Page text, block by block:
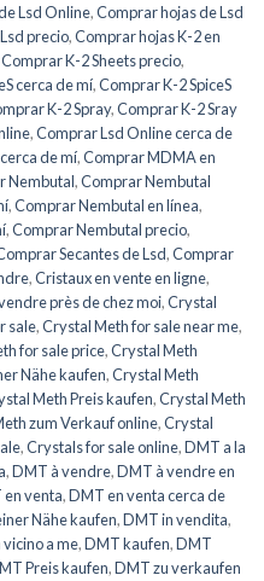
Lsd Online,Comprar hojas de Lsd
precio,Comprar hojas K-2 en
Comprar K-2 Sheets precio,
cerca de mí,Comprar K-2 SpiceS
K-2 Spray,Comprar K-2 Sray
,Comprar Lsd Online cerca de
de mí,Comprar MDMA en
Nembutal,Comprar Nembutal
,Comprar Nembutal en línea,
,Comprar Nembutal precio,
Secantes de Lsd,Comprar
,Cristaux en vente en ligne,
près de chez moi,Crystal
sale,Crystal Meth for sale near me,
for sale price,Crystal Meth
Nähe kaufen,Crystal Meth
Meth Preis kaufen,Crystal Meth
zum Verkauf online,Crystal
,Crystals for sale online,DMT a la
,DMT à vendre,DMT à vendre en
venta,DMT en venta cerca de
Nähe kaufen,DMT in vendita,
a me,DMT kaufen,DMT
Preis kaufen,DMT zu verkaufen